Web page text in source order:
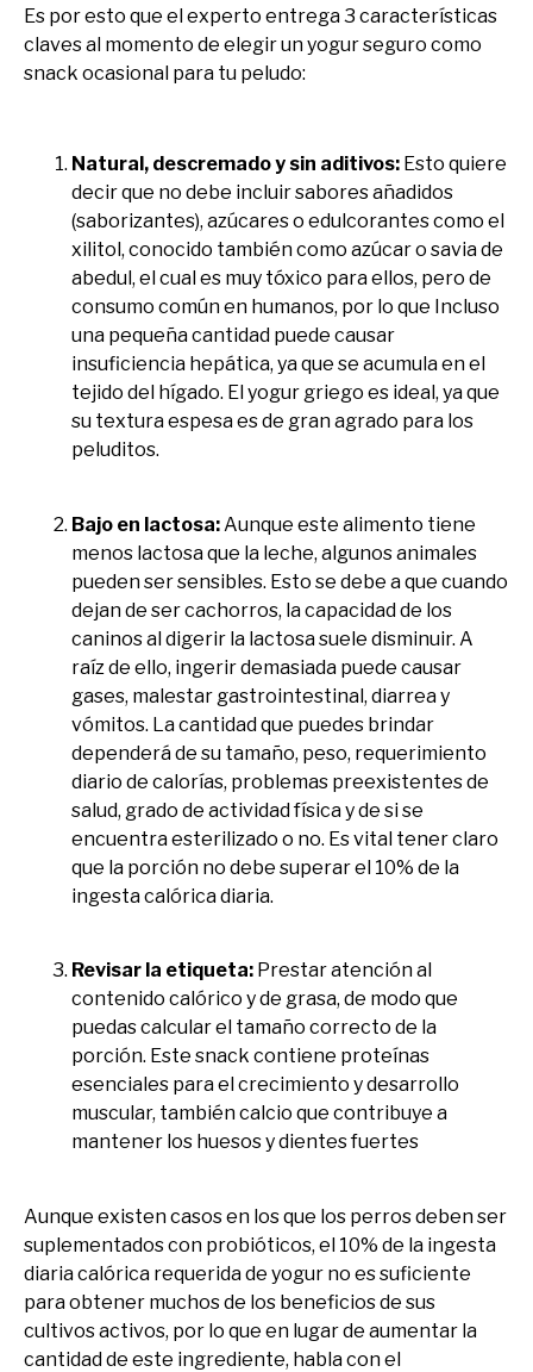
Es por esto que el experto entrega 3 características
claves al momento de elegir un yogur seguro como
snack ocasional para tu peludo:
Natural, descremado y sin aditivos: Esto quiere
decir que no debe incluir sabores añadidos
(saborizantes), azúcares o edulcorantes como el
xilitol, conocido también como azúcar o savia de
abedul, el cual es muy tóxico para ellos, pero de
consumo común en humanos, por lo que Incluso
una pequeña cantidad puede causar
insuficiencia hepática, ya que se acumula en el
tejido del hígado. El yogur griego es ideal, ya que
su textura espesa es de gran agrado para los
peluditos.
Bajo en lactosa: Aunque este alimento tiene
menos lactosa que la leche, algunos animales
pueden ser sensibles. Esto se debe a que cuando
dejan de ser cachorros, la capacidad de los
caninos al digerir la lactosa suele disminuir. A
raíz de ello, ingerir demasiada puede causar
gases, malestar gastrointestinal, diarrea y
vómitos. La cantidad que puedes brindar
dependerá de su tamaño, peso, requerimiento
diario de calorías, problemas preexistentes de
salud, grado de actividad física y de si se
encuentra esterilizado o no. Es vital tener claro
que la porción no debe superar el 10% de la
ingesta calórica diaria.
Revisar la etiqueta: Prestar atención al
contenido calórico y de grasa, de modo que
puedas calcular el tamaño correcto de la
porción. Este snack contiene proteínas
esenciales para el crecimiento y desarrollo
muscular, también calcio que contribuye a
mantener los huesos y dientes fuertes
Aunque existen casos en los que los perros deben ser
suplementados con probióticos, el 10% de la ingesta
diaria calórica requerida de yogur no es suficiente
para obtener muchos de los beneficios de sus
cultivos activos, por lo que en lugar de aumentar la
cantidad de este ingrediente, habla con el